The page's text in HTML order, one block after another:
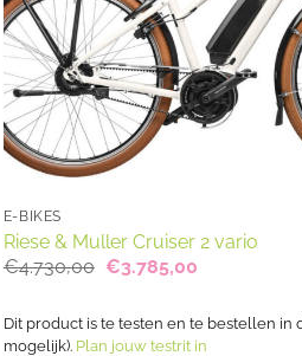
E-BIKES
Riese & Muller Cruiser 2 vario
€4.730,00 Oorspronkelijke
€4.730,00.
€3.785,00Huidige
€3.785,00.
Dit product is te testen en te bestellen in
mogelijk). Plan jouw testrit in